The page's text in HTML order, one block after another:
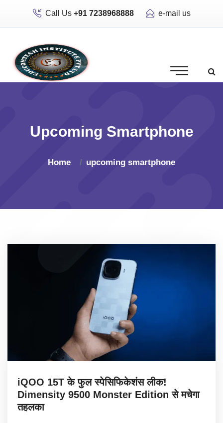
Call Us +91 7238968888 e-mail us
Upcoming Smartphone
Home upcoming smartphone
iQOO 15T के फुल स्पेसिफिकेशंस लीक!
Dimensity 9500 Monster Edition से मचेगा
तहलका